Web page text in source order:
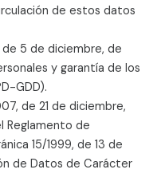
de estos datos
de 5 de diciembre, de
y garantía de los
GDD).
de 21 de diciembre,
Reglamento de
15/1999, de 13 de
de Datos de Carácter